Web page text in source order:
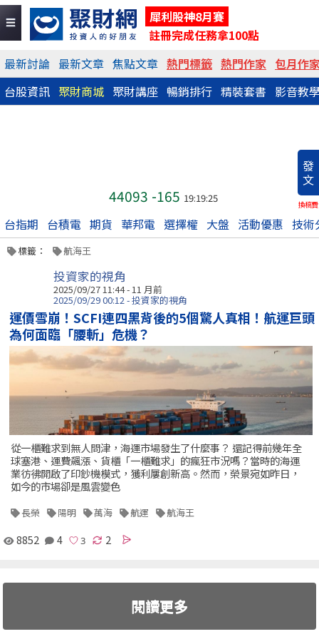
犀利股神8月賽
註冊完成任務拿100點
最新討論 最新文章 焦點文章 熱門標籤 熱門作家 包月作
台股資訊 聚財商城 聚財講座 暢銷排行 精裝套書 影音教
發
文
換稿費
44093 -165 19:19:25
台指期 台積電 期貨 華邦電 選擇權 大盤 活動優惠 技術
標籤： 航海王
投資家的視角
2025/09/27 11:44 - 11 月前
2025/09/29 00:12 - 投資家的視角
運價雪崩！SCFI連四黑背後的5個驚人真相！航運巨頭
為何面臨「腰斬」危機？
從一櫃難求到無人問津，海運市場發生了什麼事？ 還記得前幾年全
球塞港、運費飆漲、貨櫃「一櫃難求」的瘋狂市況嗎？當時的海運
業彷彿開啟了印鈔機模式，獲利屢創新高。然而，榮景宛如昨日，
如今的市場卻是風雲變色
長榮 陽明 萬海 航運 航海王
8852 4 2
閱讀更多